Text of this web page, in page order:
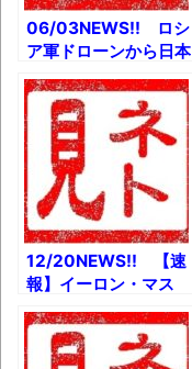
06/03NEWS!! ロシ
ア軍ドローンから日本
製部品を「軍事転用」
とか 【超絶悲報】日
本政府さん、今冬電気
使用制限違反なら罰金
とか イーロン・マス
ク「出社しないやつは
クビ」とか
12/20NEWS!! 【速
報】イーロン・マス
ク、ツイッター責任者
辞任が決定とか
【WHO】コロナは